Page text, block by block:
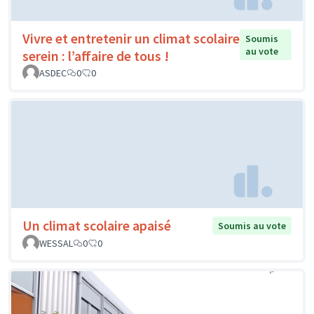
Vivre et entretenir un climat scolaire
serein : l’affaire de tous !
Soumis
au vote
ASDEC
0 0
Un climat scolaire apaisé
Soumis au vote
WESSAL
0 0